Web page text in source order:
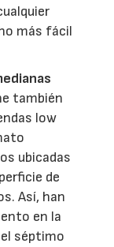
más fácil
también
low
ubicadas
de
Así, han
en la
séptimo